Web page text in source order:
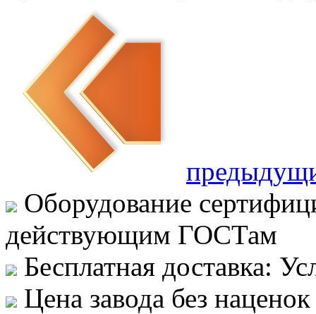
Оборудование
действующим ГОСТам
Бесплатная доставка:
Цена завода без